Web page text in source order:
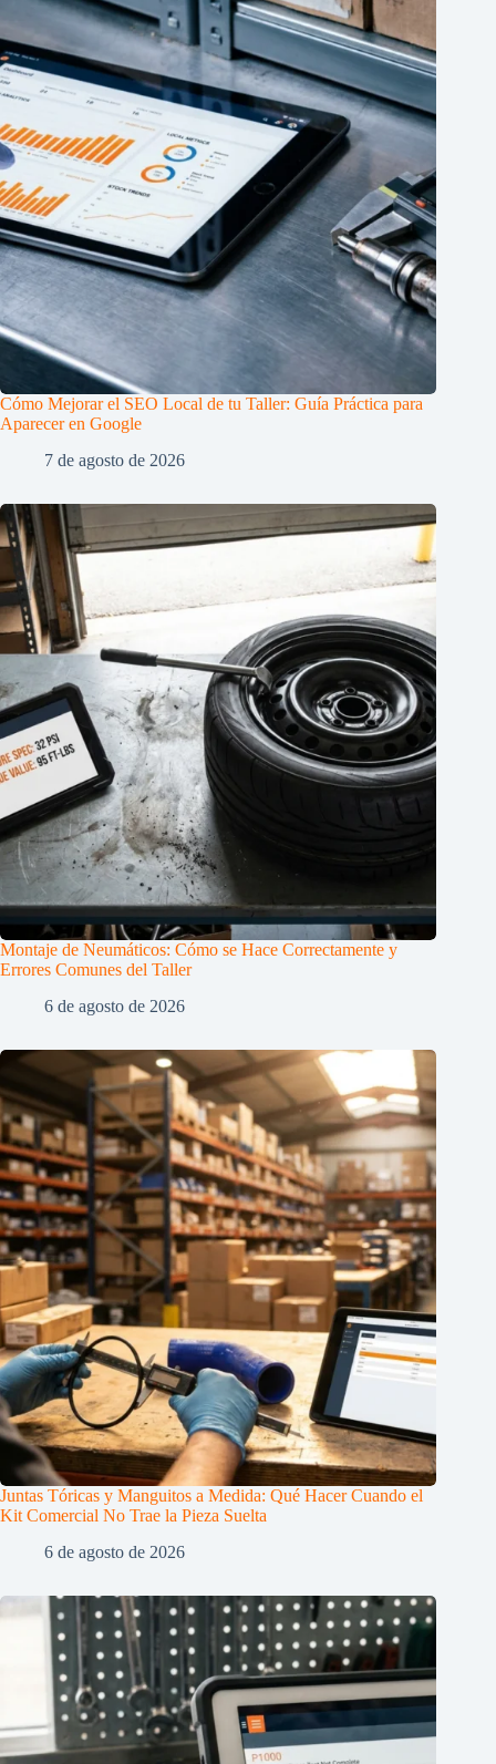
Cómo Mejorar el SEO Local de tu Taller: Guía Práctica para
Aparecer en Google
7 de agosto de 2026
Montaje de Neumáticos: Cómo se Hace Correctamente y
Errores Comunes del Taller
6 de agosto de 2026
Juntas Tóricas y Manguitos a Medida: Qué Hacer Cuando el
Kit Comercial No Trae la Pieza Suelta
6 de agosto de 2026